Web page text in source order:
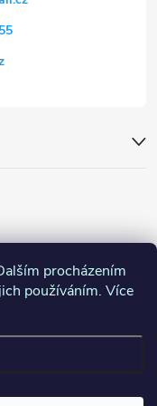
procházením
používáním. Více